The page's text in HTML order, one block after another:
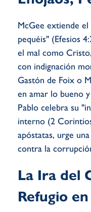
McGee extiende
pequéis" (Efesios
el mal como
con indignación
Gastón de Foix o
en amar lo bueno
Pablo celebra su
interno (2
apóstatas, urge
contra la
La Ira del
Refugio